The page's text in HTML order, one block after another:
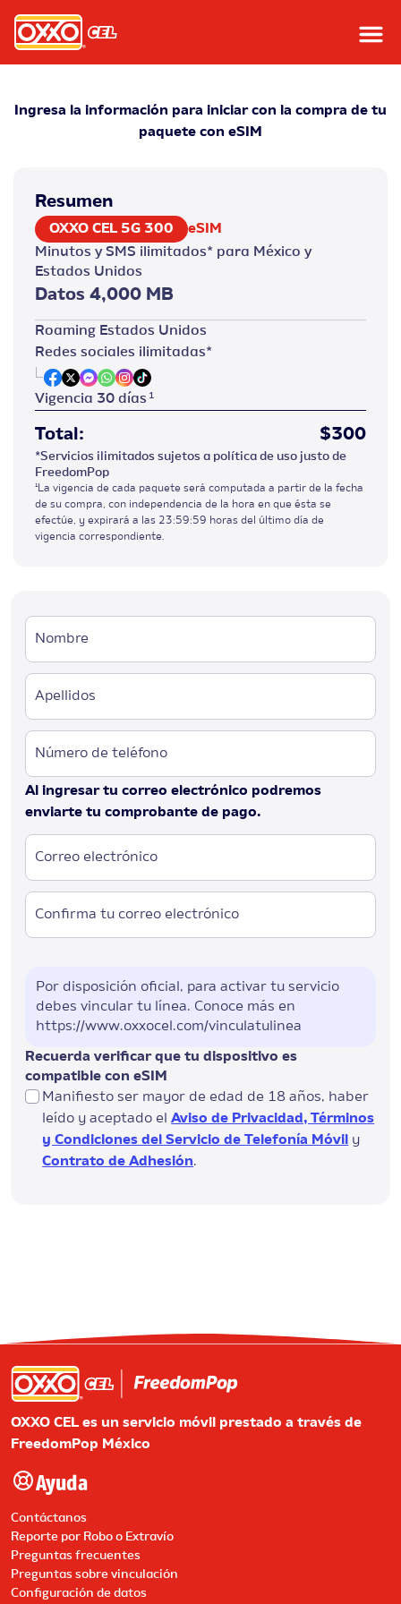
Ingresa la información para iniciar con la compra de tu
paquete con eSIM
Nombre
Apellidos
Número de teléfono
Al ingresar tu correo electrónico podremos
enviarte tu comprobante de pago.
Correo electrónico
Confirma tu correo electrónico
Por disposición oficial, para activar tu servicio
debes vincular tu línea. Conoce más en
https://www.oxxocel.com/vinculatulinea
Recuerda verificar que tu dispositivo es
compatible con eSIM
Manifiesto ser mayor de edad de 18 años, haber
leído y aceptado el Aviso de Privacidad, Términos
y Condiciones del Servicio de Telefonía Móvil y
Contrato de Adhesión.
Resumen
OXXO CEL 5G 300
eSIM
Minutos y SMS ilimitados* para México y
Estados Unidos
Datos 4,000 MB
Roaming Estados Unidos
Redes sociales ilimitadas*
Vigencia 30 días 1
Total: $300
*Servicios ilimitados sujetos a política de uso justo de
FreedomPop
¹La vigencia de cada paquete será computada a partir de la fecha
de su compra, con independencia de la hora en que ésta se
efectúe, y expirará a las 23:59:59 horas del último día de
vigencia correspondiente.
OXXO CEL es un servicio móvil prestado a través de
FreedomPop México
Ayuda
Contáctanos
Reporte por Robo o Extravío
Preguntas frecuentes
Preguntas sobre vinculación
Configuración de datos